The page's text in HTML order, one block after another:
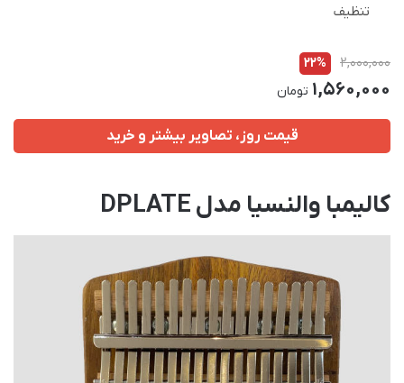
تنظیف
2,000,000
22%
1,560,000 تومان
قیمت روز، تصاویر بیشتر و خرید
کالیمبا والنسیا مدل DPLATE